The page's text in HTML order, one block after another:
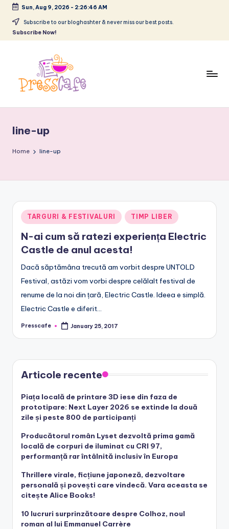
Skip
Sun, Aug 9, 2026 - 2:26:47 AM
Subscribe to our bloghashter & never miss our best posts.
Subscribe Now!
e
s
a
f
e
r
o
urbane
line-up
Home line-up
Posted
TARGURI & FESTIVALURI TIMP LIBER
N-ai cum să ratezi experiența Electric
Castle de anul acesta!
Dacă săptămâna trecută am vorbit despre UNTOLD
Festival, astăzi vom vorbi despre celălalt festival de
renume de la noi din țară, Electric Castle. Ideea e simplă.
Electric Castle e diferit…
Posted
Presscafe January 25, 2017
Articole recente
Piața locală de printare 3D iese din faza de
prototipare: Next Layer 2026 se extinde la două
zile și peste 800 de participanți
Producătorul român Lyset dezvoltă prima gamă
locală de corpuri de iluminat cu CRI 97,
performanță rar întâlnită inclusiv în Europa
Thrillere virale, ficțiune japoneză, dezvoltare
personală și povești care vindecă. Vara aceasta se
citește Alice Books!
10 lucruri surprinzătoare despre Colhoz, noul
roman al lui Emmanuel Carrère